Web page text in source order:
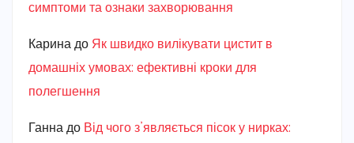
симптоми та ознаки захворювання
Карина до Як швидко вилікувати цистит в
домашніх умовах: ефективні кроки для
полегшення
Ганна до Від чого з’являється пісок у нирках: